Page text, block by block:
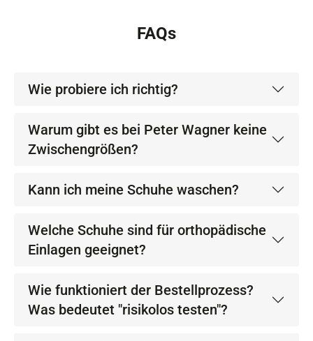
FAQs
Wie probiere ich richtig?
Warum gibt es bei Peter Wagner keine
Zwischengrößen?
Kann ich meine Schuhe waschen?
Welche Schuhe sind für orthopädische
Einlagen geeignet?
Wie funktioniert der Bestellprozess?
Was bedeutet "risikolos testen"?